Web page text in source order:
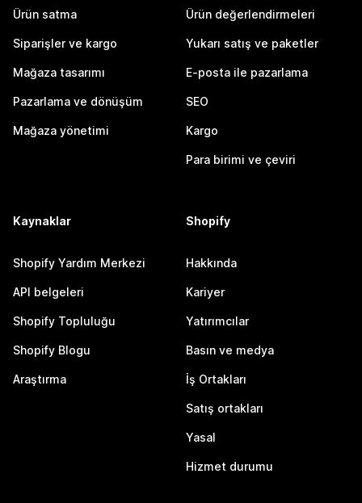
Ürün satma
Siparişler ve kargo
Mağaza tasarımı
Pazarlama ve dönüşüm
Mağaza yönetimi
Ürün değerlendirmeleri
Yukarı satış ve paketler
E-posta ile pazarlama
SEO
Kargo
Para birimi ve çeviri
Kaynaklar
Shopify Yardım Merkezi
API belgeleri
Shopify Topluluğu
Shopify Blogu
Araştırma
Shopify
Hakkında
Kariyer
Yatırımcılar
Basın ve medya
İş Ortakları
Satış ortakları
Yasal
Hizmet durumu